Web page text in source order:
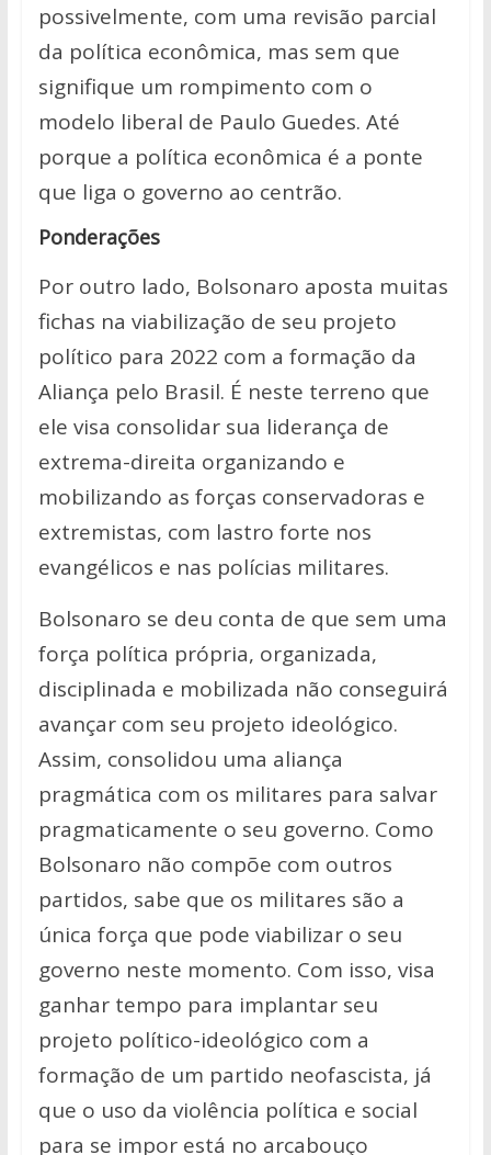
possivelmente, com uma revisão parcial
da política econômica, mas sem que
signifique um rompimento com o
modelo liberal de Paulo Guedes. Até
porque a política econômica é a ponte
que liga o governo ao centrão.
Ponderações
Por outro lado, Bolsonaro aposta muitas
fichas na viabilização de seu projeto
político para 2022 com a formação da
Aliança pelo Brasil. É neste terreno que
ele visa consolidar sua liderança de
extrema-direita organizando e
mobilizando as forças conservadoras e
extremistas, com lastro forte nos
evangélicos e nas polícias militares.
Bolsonaro se deu conta de que sem uma
força política própria, organizada,
disciplinada e mobilizada não conseguirá
avançar com seu projeto ideológico.
Assim, consolidou uma aliança
pragmática com os militares para salvar
pragmaticamente o seu governo. Como
Bolsonaro não compõe com outros
partidos, sabe que os militares são a
única força que pode viabilizar o seu
governo neste momento. Com isso, visa
ganhar tempo para implantar seu
projeto político-ideológico com a
formação de um partido neofascista, já
que o uso da violência política e social
para se impor está no arcabouço